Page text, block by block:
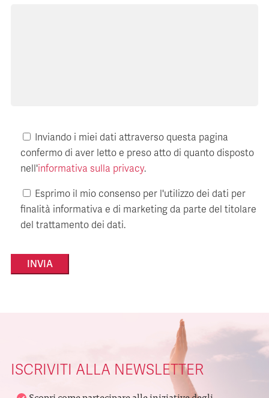
Inviando i miei dati attraverso questa pagina
confermo di aver letto e preso atto di quanto disposto
nell'informativa sulla privacy.
Esprimo il mio consenso per l'utilizzo dei dati per
finalità informativa e di marketing da parte del titolare
del trattamento dei dati.
ISCRIVITI ALLA NEWSLETTER